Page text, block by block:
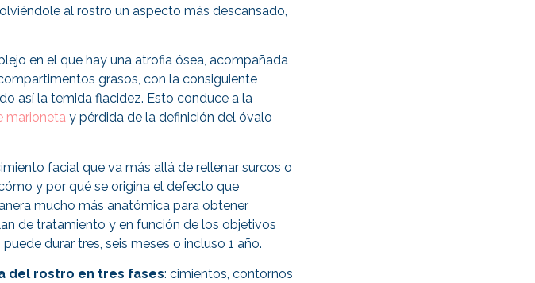
al rostro un aspecto más descansado,
en el que hay una atrofia ósea, acompañada
grasos, con la consiguiente
así la temida flacidez. Esto conduce a la
marioneta y pérdida de la definición del óvalo
facial que va más allá de rellenar surcos o
y por qué se origina el defecto que
mucho más anatómica para obtener
de tratamiento y en función de los objetivos
durar tres, seis meses o incluso 1 año.
del rostro en tres fases: cimientos, contornos